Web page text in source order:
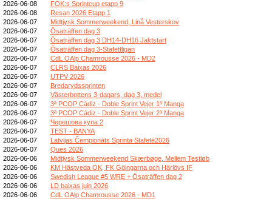
2026-06-08
FOK:s Sprintcup etapp 9
2026-06-08
Resan 2026 Etapp 1
2026-06-07
Midtjysk Sommerweekend, Linå Vesterskov
2026-06-07
Ösaträffen dag 3
2026-06-07
Ösaträffen dag 3 DH14-DH16 Jaktstart
2026-06-07
Ösaträffen dag 3-Stafettligan
2026-06-07
CdL OAlp Chamrousse 2026 - MD2
2026-06-07
CLRS Baixas 2026
2026-06-07
UTPV 2026
2026-06-07
Bredarydssprinten
2026-06-07
Västerbottens 3-dagars, dag 3, medel
2026-06-07
3ª PCOP Cádiz - Doble Sprint Vejer 1ª Manga
2026-06-07
3ª PCOP Cádiz - Doble Sprint Vejer 2ª Manga
2026-06-07
Черешова купа 2
2026-06-07
TEST - BANYA
2026-06-07
Latvijas Čempionāts Sprinta Stafetē2026
2026-06-07
Ques 2026
2026-06-06
Midtjysk Sommerweekend Skærbøge, Mellem Testløb
2026-06-06
KM Hästveda OK, FK Göingarna och Härlövs IF
2026-06-06
Swedish League #5 WRE + Ösaträffen dag 2
2026-06-06
LD baixas juin 2026
2026-06-06
CdL OAlp Chamrousse 2026 - MD1